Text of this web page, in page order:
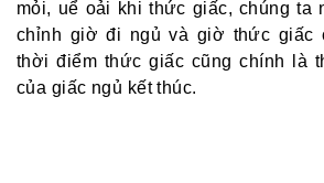
mỏi, uể oải khi thức giấc, chúng ta
chỉnh giờ đi ngủ và giờ thức giấc
thời điểm thức giấc cũng chính là
của giấc ngủ kết thúc.